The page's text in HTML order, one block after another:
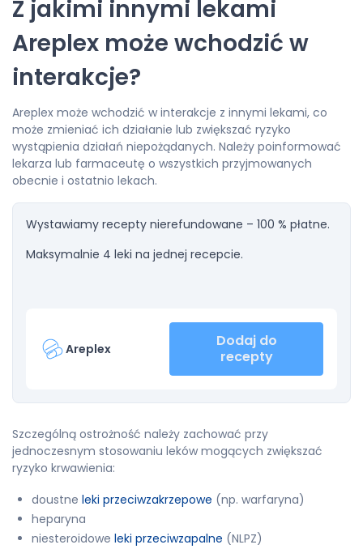
Z jakimi innymi lekami
Areplex może wchodzić w
interakcje?
Areplex może wchodzić w interakcje z innymi lekami, co
może zmieniać ich działanie lub zwiększać ryzyko
wystąpienia działań niepożądanych. Należy poinformować
lekarza lub farmaceutę o wszystkich przyjmowanych
obecnie i ostatnio lekach.
Wystawiamy recepty nierefundowane – 100 % płatne.
Maksymalnie 4 leki na jednej recepcie.
Areplex
Dodaj do
recepty
Szczególną ostrożność należy zachować przy
jednoczesnym stosowaniu leków mogących zwiększać
ryzyko krwawienia:
doustne leki przeciwzakrzepowe (np. warfaryna)
heparyna
niesteroidowe leki przeciwzapalne (NLPZ)